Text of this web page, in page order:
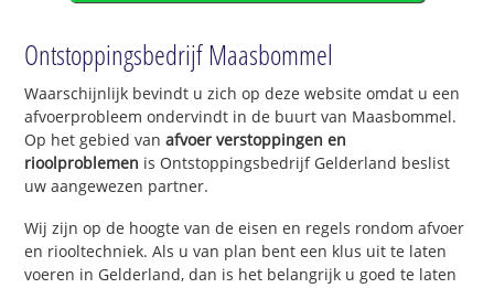
Ontstoppingsbedrijf Maasbommel
Waarschijnlijk bevindt u zich op deze website omdat u een
afvoerprobleem ondervindt in de buurt van Maasbommel.
Op het gebied vanafvoer verstoppingen en
rioolproblemen is Ontstoppingsbedrijf Gelderland beslist
uw aangewezen partner.
Wij zijn op de hoogte van de eisen en regels rondom afvoer
en riooltechniek. Als u van plan bent een klus uit te laten
voeren in Gelderland, dan is het belangrijk u goed te laten